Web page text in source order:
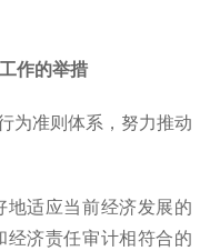
作的举措
为准则体系，努力推动
适应当前经济发展的
济责任审计相符合的